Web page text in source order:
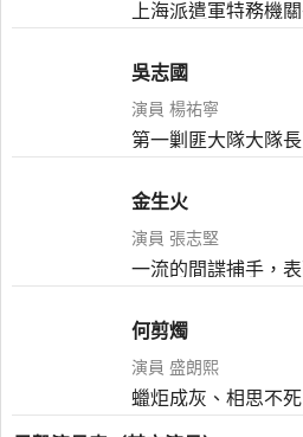
吳志國
演員 楊祐寧
金生火
演員 張志堅
何剪燭
演員 盛朗熙
蠟炬成灰、相思不死